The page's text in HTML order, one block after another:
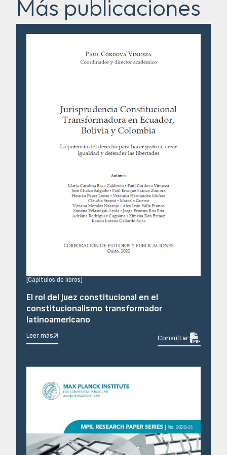
Más publicaciones
[Capítulos de libros]
El rol del juez constitucional en el
constitucionalismo transformador
latinoamericano
Leer más Consultar: 